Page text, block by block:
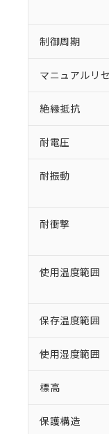
制御周期
マニュアルリ
絶縁抵抗
耐電圧
耐振動
耐衝撃
使用温度範囲
保存温度範囲
使用湿度範囲
標高
保護構造